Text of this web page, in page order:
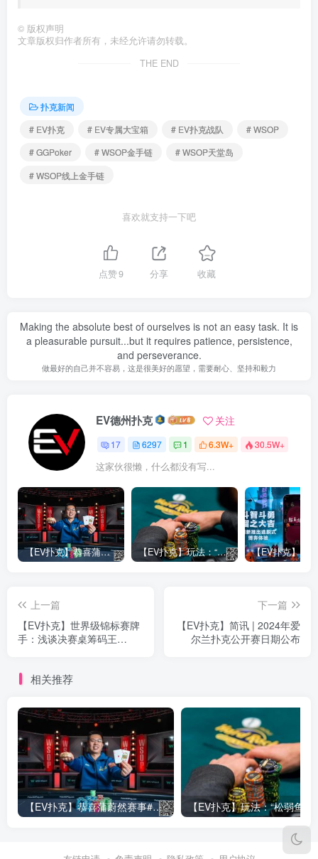
© 版权声明
文章版权归作者所有，未经允许请勿转载。
THE END
扑克新闻
# EV扑克
# EV专属大宝箱 # EV扑克战队
# WSOP
# GGPoker
# WSOP金手链
# WSOP天堂岛
# WSOP线上金手链
喜欢就支持一下吧
点赞9 分享 收藏
Making the absolute best of ourselves is not an easy task. It is
a pleasurable pursuit...but it requires patience, persistence,
and perseverance.
做最好的自己并不容易，这是很美好的愿望，需要耐心、坚持和毅力
EV德州扑克 关注
17 6297 1 6.3W+ 30.5W+
这家伙很懒，什么都没有写...
【EV扑克】恭喜蒲蔚然赛事#65夺冠，收获国人2023WSOP第六条金手链，奖金93万刀！ 【EV扑克】玩法：“松弱鱼/松凶鱼打法”的基本攻略
上一篇
【EV扑克】世界级锦标赛牌
手：浅谈决赛桌筹码王
下一篇
【EV扑克】简讯 | 2024年爱
尔兰扑克公开赛日期公布
相关推荐
【EV扑克】恭喜蒲蔚然赛事#65夺冠，收获国人2023WSOP第六条金手链，奖金93万刀！